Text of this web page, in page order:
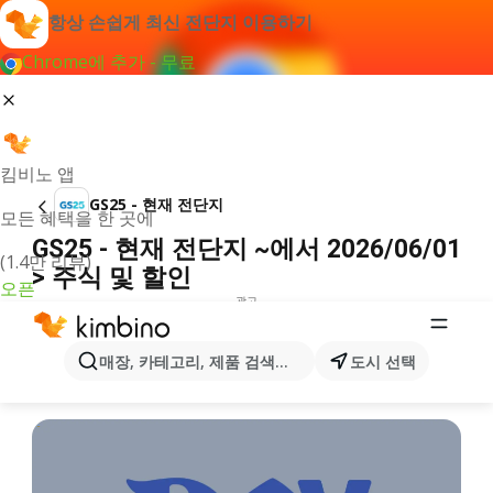
항상 손쉽게 최신 전단지 이용하기
Chrome에 추가 - 무료
킴비노 앱
모든 혜택을 한 곳에
(1.4만 리뷰)
오픈
매장, 카테고리, 제품 검색... 도시 선택
GS25 - 현재 전단지
GS25 - 현재 전단지 ~에서 2026/06/01
> 주식 및 할인
광고